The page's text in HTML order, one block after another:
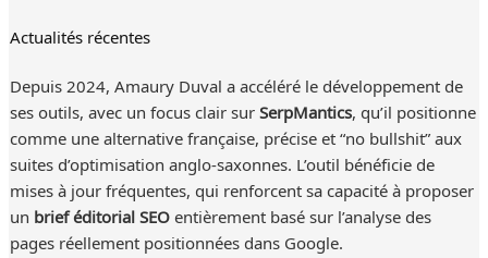
Actualités récentes
Depuis 2024, Amaury Duval a accéléré le développement de
ses outils, avec un focus clair surSerpMantics, qu’il positionne
comme une alternative française, précise et “no bullshit” aux
suites d’optimisation anglo-saxonnes. L’outil bénéficie de
mises à jour fréquentes, qui renforcent sa capacité à proposer
un brief éditorial SEOentièrement basé sur l’analyse des
pages réellement positionnées dans Google.